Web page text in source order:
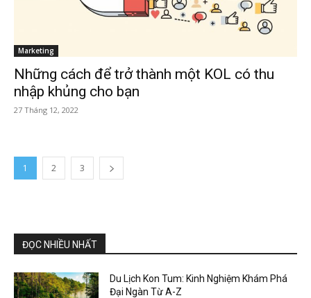
Marketing
Những cách để trở thành một KOL có thu
nhập khủng cho bạn
27 Tháng 12, 2022
1 2 3
ĐỌC NHIỀU NHẤT
Du Lịch Kon Tum: Kinh Nghiệm Khám Phá
Đại Ngàn Từ A-Z